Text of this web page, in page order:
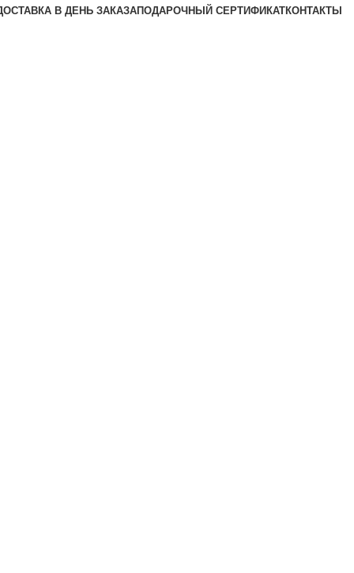
В ДЕНЬ ЗАКАЗАПОДАРОЧНЫЙ СЕРТИФИКАТКОНТАКТЫ